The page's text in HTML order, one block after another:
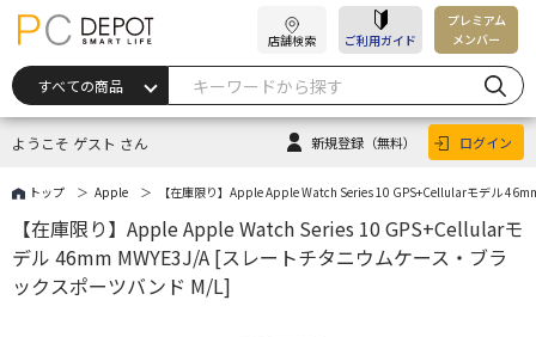
店舗検索 ご利用ガイド
プレミアム
メンバー
ようこそ ゲスト さん 新規登録 （無料） ログイン
トップ Apple 【在庫限り】Apple Apple Watch Series 10 GPS+Cellularモデル
【在庫限り】Apple Apple Watch Series 10 GPS+Cellularモ
デル 46mm MWYE3J/A [スレートチタニウムケース・ブラ
ックスポーツバンド M/L]